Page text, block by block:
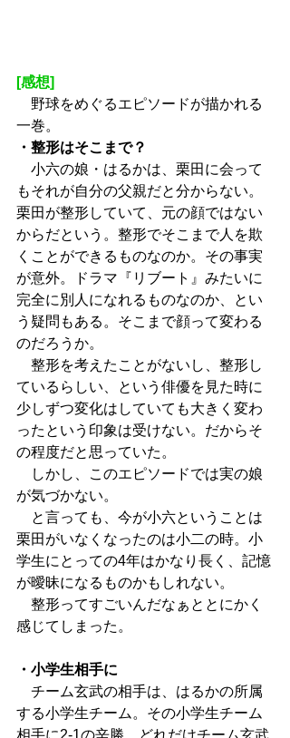
[感想]
野球をめぐるエピソードが描かれる
一巻。
・整形はそこまで？
小六の娘・はるかは、栗田に会って
もそれが自分の父親だと分からない。
栗田が整形していて、元の顔ではない
からだという。整形でそこまで人を欺
くことができるものなのか。その事実
が意外。ドラマ『リブート』みたいに
完全に別人になれるものなのか、とい
う疑問もある。そこまで顔って変わる
のだろうか。
整形を考えたことがないし、整形し
ているらしい、という俳優を見た時に
少しずつ変化はしていても大きく変わ
ったという印象は受けない。だからそ
の程度だと思っていた。
しかし、このエピソードでは実の娘
が気づかない。
と言っても、今が小六ということは
栗田がいなくなったのは小二の時。小
学生にとっての4年はかなり長く、記憶
が曖昧になるものかもしれない。
整形ってすごいんだなぁととにかく
感じてしまった。
・小学生相手に
チーム玄武の相手は、はるかの所属
する小学生チーム。その小学生チーム
相手に2-1の辛勝。どれだけチーム玄武